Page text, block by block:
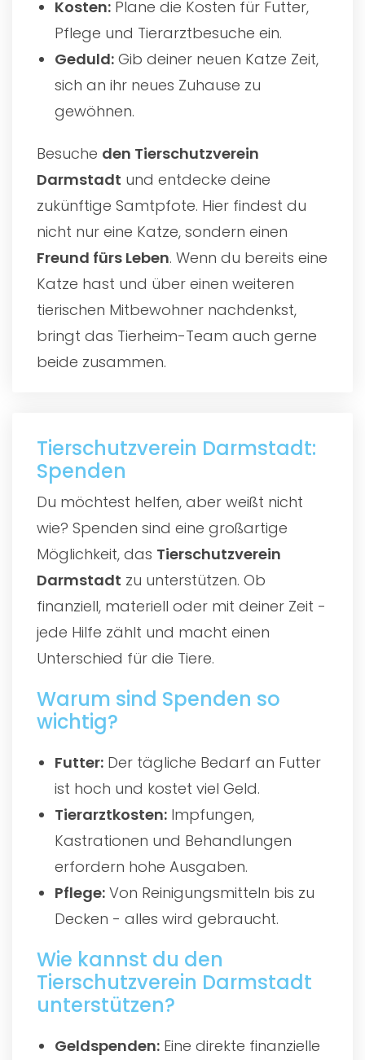
Kosten: Plane die Kosten für Futter,
Pflege und Tierarztbesuche ein.
Geduld: Gib deiner neuen Katze Zeit,
sich an ihr neues Zuhause zu
gewöhnen.
Besuche den Tierschutzverein
Darmstadt und entdecke deine
zukünftige Samtpfote. Hier findest du
nicht nur eine Katze, sondern einen
Freund fürs Leben. Wenn du bereits eine
Katze hast und über einen weiteren
tierischen Mitbewohner nachdenkst,
bringt das Tierheim-Team auch gerne
beide zusammen.
Tierschutzverein Darmstadt:
Spenden
Du möchtest helfen, aber weißt nicht
wie? Spenden sind eine großartige
Möglichkeit, das Tierschutzverein
Darmstadt zu unterstützen. Ob
finanziell, materiell oder mit deiner Zeit -
jede Hilfe zählt und macht einen
Unterschied für die Tiere.
Warum sind Spenden so
wichtig?
Futter: Der tägliche Bedarf an Futter
ist hoch und kostet viel Geld.
Tierarztkosten: Impfungen,
Kastrationen und Behandlungen
erfordern hohe Ausgaben.
Pflege: Von Reinigungsmitteln bis zu
Decken - alles wird gebraucht.
Wie kannst du den
Tierschutzverein Darmstadt
unterstützen?
Geldspenden: Eine direkte finanzielle